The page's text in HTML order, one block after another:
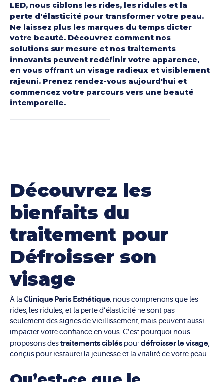
LED, nous ciblons les rides, les ridules et la
perte d'élasticité pour transformer votre peau.
Ne laissez plus les marques du temps dicter
votre beauté. Découvrez comment nos
solutions sur mesure et nos traitements
innovants peuvent redéfinir votre apparence,
en vous offrant un visage radieux et visiblement
rajeuni. Prenez rendez-vous aujourd'hui et
commencez votre parcours vers une beauté
intemporelle.
Découvrez les
bienfaits du
traitement pour
Défroisser son
visage
À la Clinique Paris Esthétique, nous comprenons que les
rides, les ridules, et la perte d’élasticité ne sont pas
seulement des signes de vieillissement, mais peuvent aussi
impacter votre confiance en vous. C’est pourquoi nous
proposons destraitements ciblés pourdéfroisser le visage,
conçus pour restaurer la jeunesse et la vitalité de votre peau.